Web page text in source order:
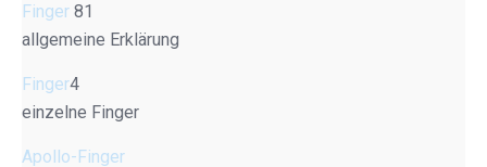
Finger 81
allgemeine Erklärung
Finger4
einzelne Finger
Apollo-Finger